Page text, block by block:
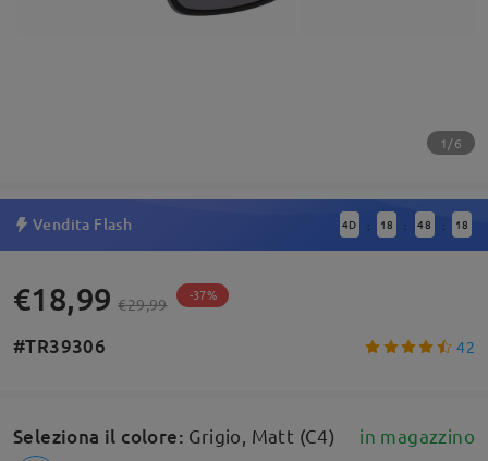
1/6
Vendita Flash 4D : 18 : 48 : 18
€18,99 €29,99 -37%
#TR39306 42
Seleziona il colore: Grigio, Matt (C4) in magazzino